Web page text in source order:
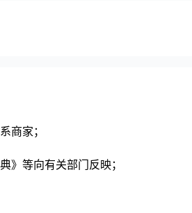
商家；
》等向有关部门反映；